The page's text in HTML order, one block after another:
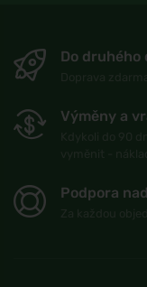
Do druhého
Výměny a
Podpora